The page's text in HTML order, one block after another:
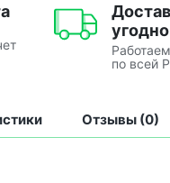
угодно
Работаем
по всей
Отзывы (0)